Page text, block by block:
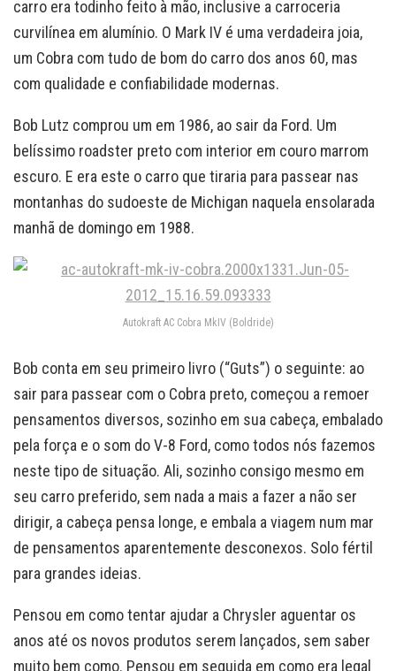
carro era todinho feito à mão, inclusive a carroceria
curvilínea em alumínio. O Mark IV é uma verdadeira joia,
um Cobra com tudo de bom do carro dos anos 60, mas
com qualidade e confiabilidade modernas.
Bob Lutz comprou um em 1986, ao sair da Ford. Um
belíssimo roadster preto com interior em couro marrom
escuro. E era este o carro que tiraria para passear nas
montanhas do sudoeste de Michigan naquela ensolarada
manhã de domingo em 1988.
Autokraft AC Cobra MkIV (Boldride)
Bob conta em seu primeiro livro (“Guts”) o seguinte: ao
sair para passear com o Cobra preto, começou a remoer
pensamentos diversos, sozinho em sua cabeça, embalado
pela força e o som do V-8 Ford, como todos nós fazemos
neste tipo de situação. Ali, sozinho consigo mesmo em
seu carro preferido, sem nada a mais a fazer a não ser
dirigir, a cabeça pensa longe, e embala a viagem num mar
de pensamentos aparentemente desconexos. Solo fértil
para grandes ideias.
Pensou em como tentar ajudar a Chrysler aguentar os
anos até os novos produtos serem lançados, sem saber
muito bem como. Pensou em seguida em como era legal